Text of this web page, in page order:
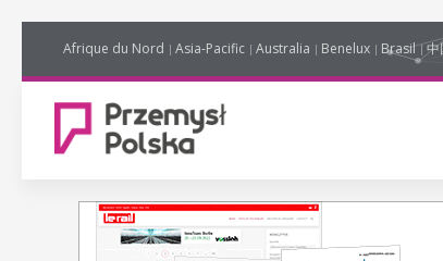
Afrique du Nord Asia-Pacific Australia Benelux Brasil 中